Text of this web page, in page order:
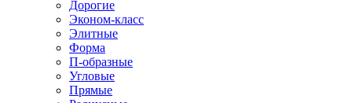
Дорогие
Эконом-класс
Элитные
Форма
П-образные
Угловые
Прямые